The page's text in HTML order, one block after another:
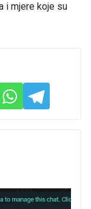
i mjere koje su